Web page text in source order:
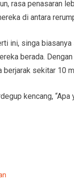
rasa penasaran
di antara
ini, singa
berada.
berjarak sekitar 10
kencang, “Apa